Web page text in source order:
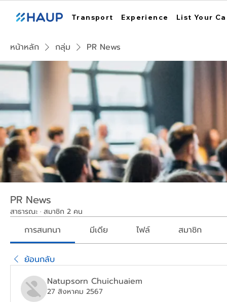
Transport Experience List Your
หน้าหลัก กลุ่ม PR News
PR News
สาธารณะ · สมาชิก 2 คน
การสนทนา มีเดีย ไฟล์ สมาชิก
ย้อนกลับ
Natupsorn Chuichuaiem
27 สิงหาคม 2567